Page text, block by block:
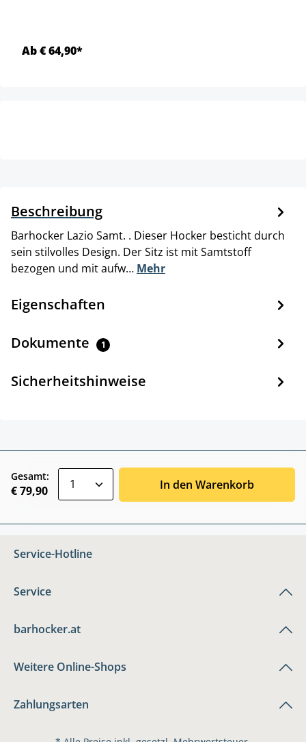
Ab € 64,90*
Beschreibung
Barhocker Lazio Samt. . Dieser Hocker besticht durch
sein stilvolles Design. Der Sitz ist mit Samtstoff
bezogen und mit aufw… Mehr
Eigenschaften
Dokumente 1
Sicherheitshinweise
Gesamt:
€ 79,90 In den Warenkorb
Service-Hotline
Service
barhocker.at
Weitere Online-Shops
Zahlungsarten